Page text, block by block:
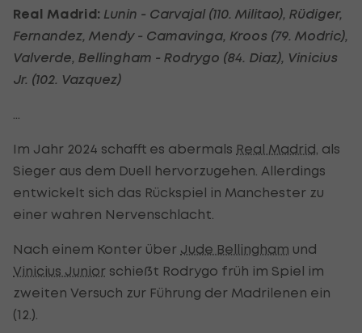
Real Madrid: Lunin - Carvajal (110. Militao), Rüdiger,
Fernandez, Mendy - Camavinga, Kroos (79. Modric),
Valverde, Bellingham - Rodrygo (84. Diaz), Vinicius
Jr. (102. Vazquez)
Im Jahr 2024 schafft es abermals Real Madrid , als
Sieger aus dem Duell hervorzugehen. Allerdings
entwickelt sich das Rückspiel in Manchester zu
einer wahren Nervenschlacht.
Nach einem Konter über Jude Bellingham und
Vinicius Junior schießt Rodrygo früh im Spiel im
zweiten Versuch zur Führung der Madrilenen ein
(12.).